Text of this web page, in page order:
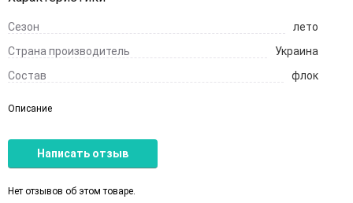
Сезон
лето
Страна производитель
Украина
Состав
флок
Описание
Написать отзыв
Нет отзывов об этом товаре.